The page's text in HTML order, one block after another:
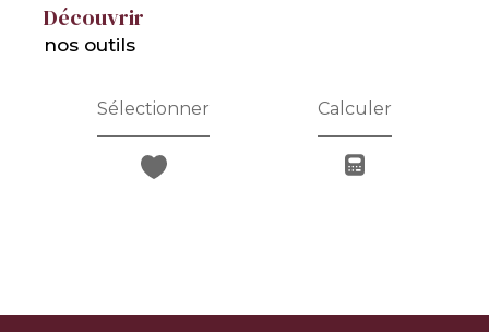
découvrir
nos outils
Sélectionner Calculer